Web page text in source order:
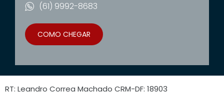
(61) 9992-8683
COMO CHEGAR
RT: Leandro Correa Machado CRM-DF: 18903